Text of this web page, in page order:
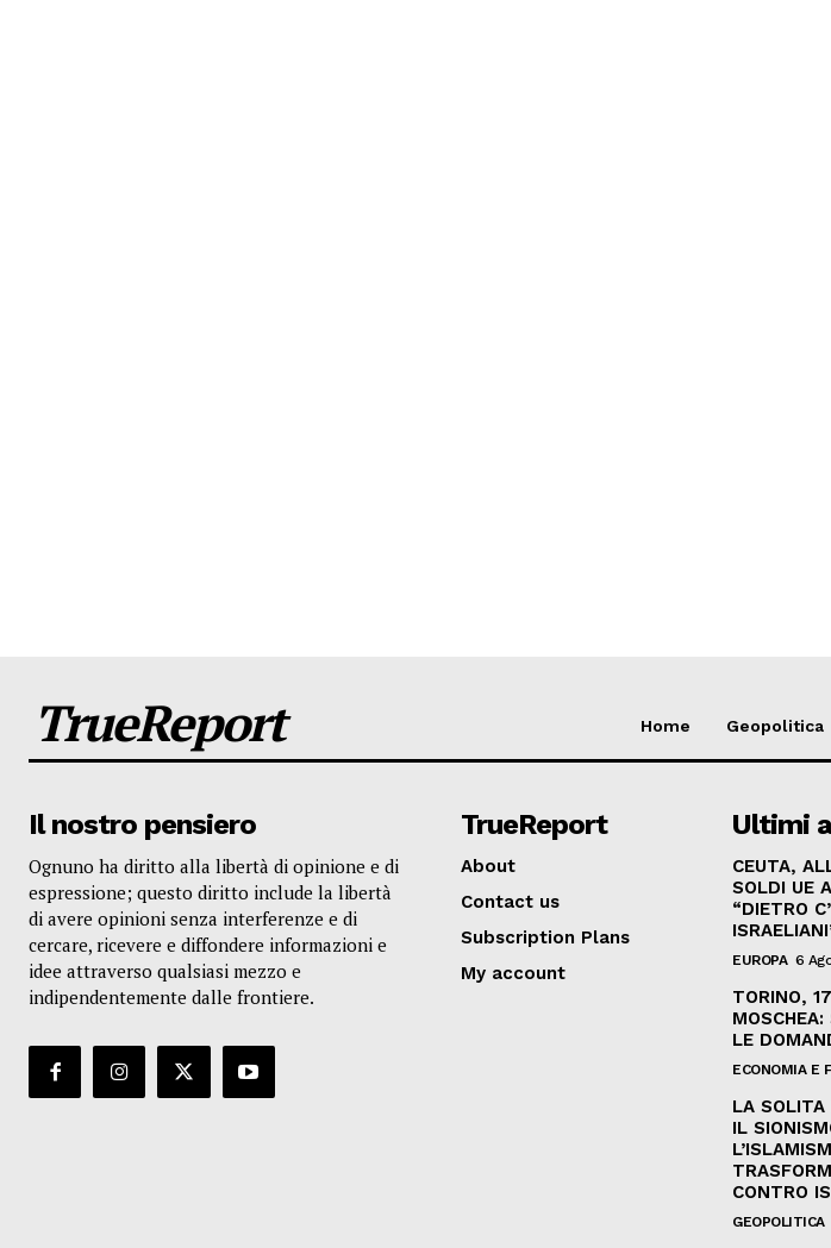
TrueReport Home Geopolitica
Il nostro pensiero
Ognuno ha diritto alla libertà di opinione e di
espressione; questo diritto include la libertà
di avere opinioni senza interferenze e di
cercare, ricevere e diffondere informazioni e
idee attraverso qualsiasi mezzo e
indipendentemente dalle frontiere.
TrueReport
About
Contact us
Subscription Plans
My account
Ultimi
CEUTA,
SOLDI UE
“DIETRO
EUROPA 6
TORINO,
LE
ECONOMIA E
LA SOLITA
IL
CONTRO
GEOPOLITICA